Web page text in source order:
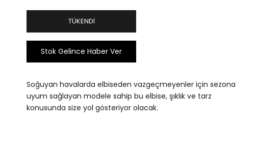
TÜKENDI
Stok Gelince Haber Ver
Soğuyan havalarda elbiseden vazgeçmeyenler için sezona
uyum sağlayan modele sahip bu elbise, şıklık ve tarz
konusunda size yol gösteriyor olacak.